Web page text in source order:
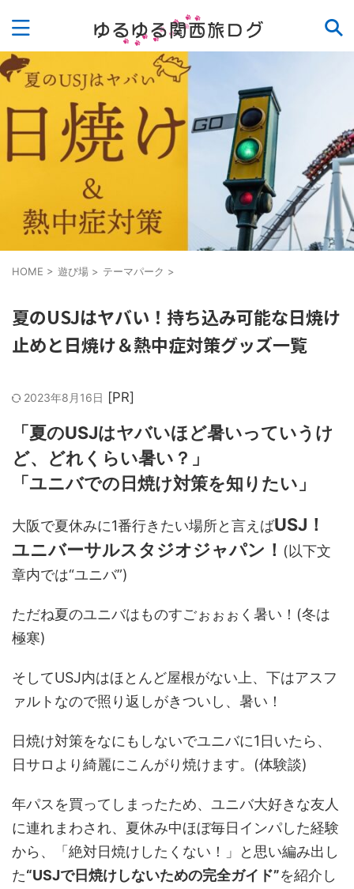
HOME > 遊び場 > テーマパーク >
夏のUSJはヤバい！持ち込み可能な日焼け
止めと日焼け＆熱中症対策グッズ一覧
2023年8月16日
「夏のUSJはヤバいほど暑いっていうけ
ど、どれくらい暑い？」
「ユニバでの日焼け対策を知りたい」
大阪で夏休みに1番行きたい場所と言えばUSJ！
ユニバーサルスタジオジャパン！ (以下文
章内では“ユニバ”)
ただね夏のユニバはものすごぉぉぉく暑い！(冬は
極寒)
そしてUSJ内はほとんど屋根がない上、下はアスフ
ァルトなので照り返しがきついし、暑い！
日焼け対策をなにもしないでユニバに1日いたら、
日サロより綺麗にこんがり焼けます。(体験談)
年パスを買ってしまったため、ユニバ大好きな友人
に連れまわされ、夏休み中ほぼ毎日インパした経験
から、「絶対日焼けしたくない！」と思い編み出し
た“USJで日焼けしないための完全ガイド”を紹介し